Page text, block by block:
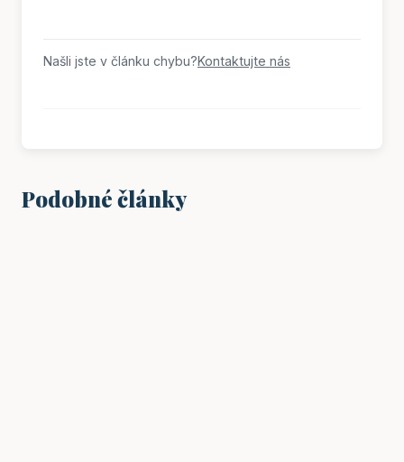
Našli jste v článku chybu?Kontaktujte nás
Podobné články